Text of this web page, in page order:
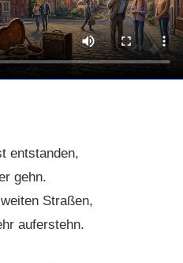
entstanden,
gehn.
Straßen,
auferstehn.